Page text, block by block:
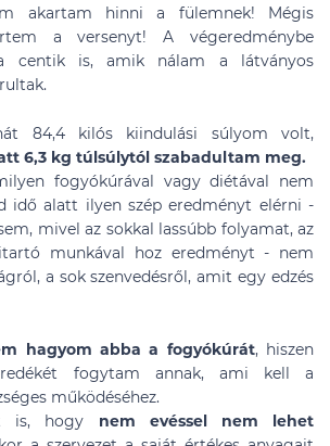
akartam hinni a fülemnek! Mégis
a versenyt! A végeredménybe
centik is, amik nálam a látványos
84,4 kilós kiindulási súlyom volt,
6,3 kg túlsúlytól szabadultam meg.
fogyókúrával vagy diétával nem
idő alatt ilyen szép eredményt elérni -
mivel az sokkal lassúbb folyamat, az
munkával hoz eredményt - nem
a sok szenvedésről, amit egy edzés
hagyom abba a fogyókúrát, hiszen
fogytam annak, ami kell a
működéséhez.
is, hogy nem evéssel nem lehet